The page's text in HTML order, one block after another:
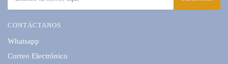
CONTÁCTANOS
Whatsapp
Correo Electrónico